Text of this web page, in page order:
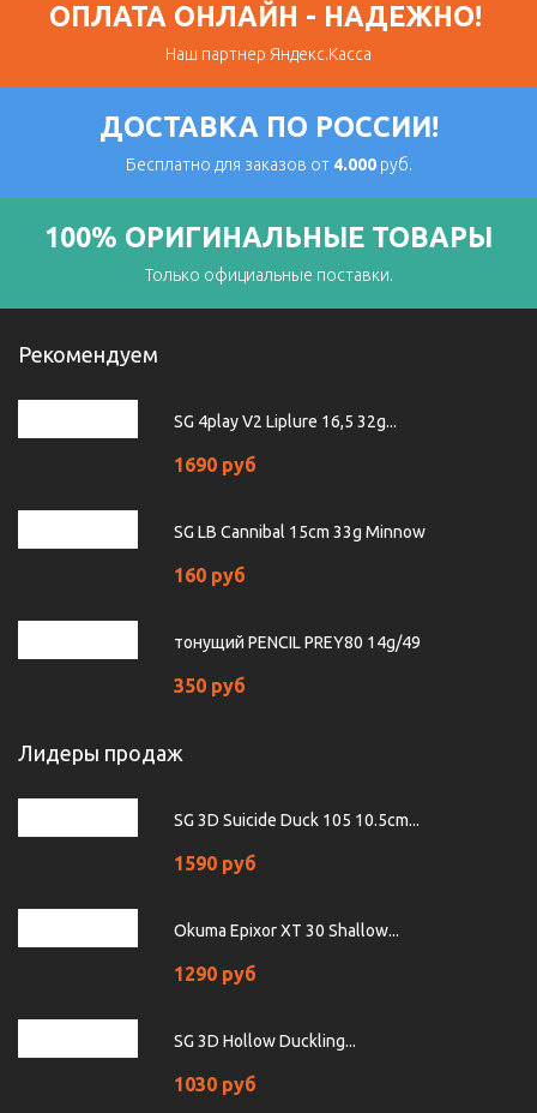
ОПЛАТА ОНЛАЙН - НАДЕЖНО!
Наш партнер Яндекс.Касса
ДОСТАВКА ПО РОССИИ!
Бесплатно для заказов от 4.000руб.
100% ОРИГИНАЛЬНЫЕ ТОВАРЫ
Только официальные поставки.
Рекомендуем
SG 4play V2 Liplure 16,5 32g...
1690 руб
SG LB Cannibal 15cm 33g Minnow
160 руб
тонущий PENCIL PREY80 14g/49
350 руб
Лидеры продаж
SG 3D Suicide Duck 105 10.5cm...
1590 руб
Okuma Epixor XT 30 Shallow...
1290 руб
SG 3D Hollow Duckling...
1030 руб